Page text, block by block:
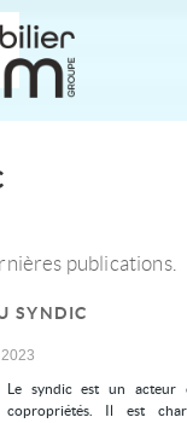
publications.
SYNDIC
Le syndic est un
copropriétés. Il est